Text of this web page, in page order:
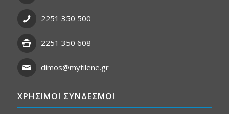
2251 350 500
2251 350 608
dimos@mytilene.gr
ΧΡΗΣΙΜΟΙ ΣΥΝΔΕΣΜΟΙ